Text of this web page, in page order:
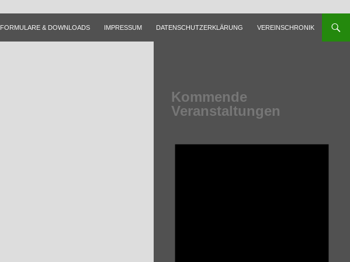
FORMULARE & DOWNLOADS IMPRESSUM DATENSCHUTZERKLÄRUNG VEREINSCHRONIK
Kommende
Veranstaltungen